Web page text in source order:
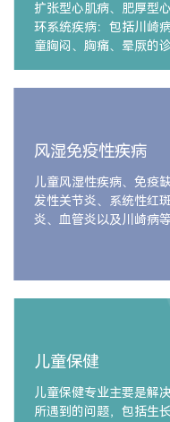
扩张型心肌病、肥厚型
环系统疾病：包括川崎
童胸闷、胸痛、晕厥的
风湿免疫性疾病
儿童风湿性疾病、免疫
发性关节炎、系统性红
炎、血管炎以及川崎病等
儿童保健
儿童保健专业主要是解
所遇到的问题，包括生